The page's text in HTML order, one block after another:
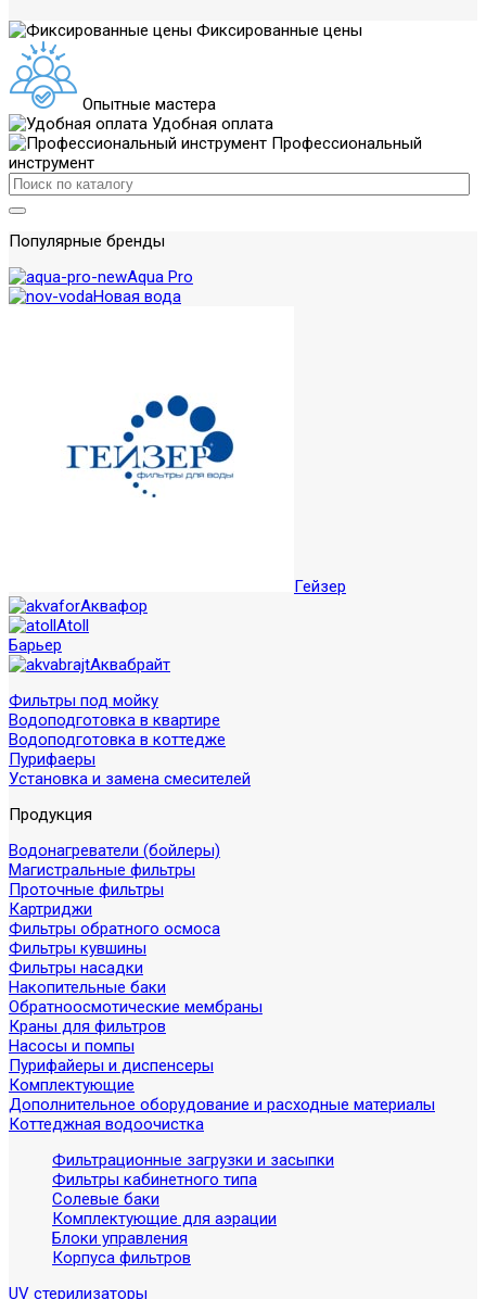
Фиксированные цены
Опытные мастера
Удобная оплата
Профессиональный
инструмент
Популярные бренды
Aqua Pro
Новая вода
Гейзер
Аквафор
Atoll
Барьер
Аквабрайт
Фильтры под мойку
Водоподготовка в квартире
Водоподготовка в коттедже
Пурифаеры
Установка и замена смесителей
Продукция
Водонагреватели (бойлеры)
Магистральные фильтры
Проточные фильтры
Картриджи
Фильтры обратного осмоса
Фильтры кувшины
Фильтры насадки
Накопительные баки
Обратноосмотические мембраны
Краны для фильтров
Насосы и помпы
Пурифайеры и диспенсеры
Комплектующие
Дополнительное оборудование и расходные материалы
Коттеджная водоочистка
Фильтрационные загрузки и засыпки
Фильтры кабинетного типа
Солевые баки
Комплектующие для аэрации
Блоки управления
Корпуса фильтров
UV стерилизаторы